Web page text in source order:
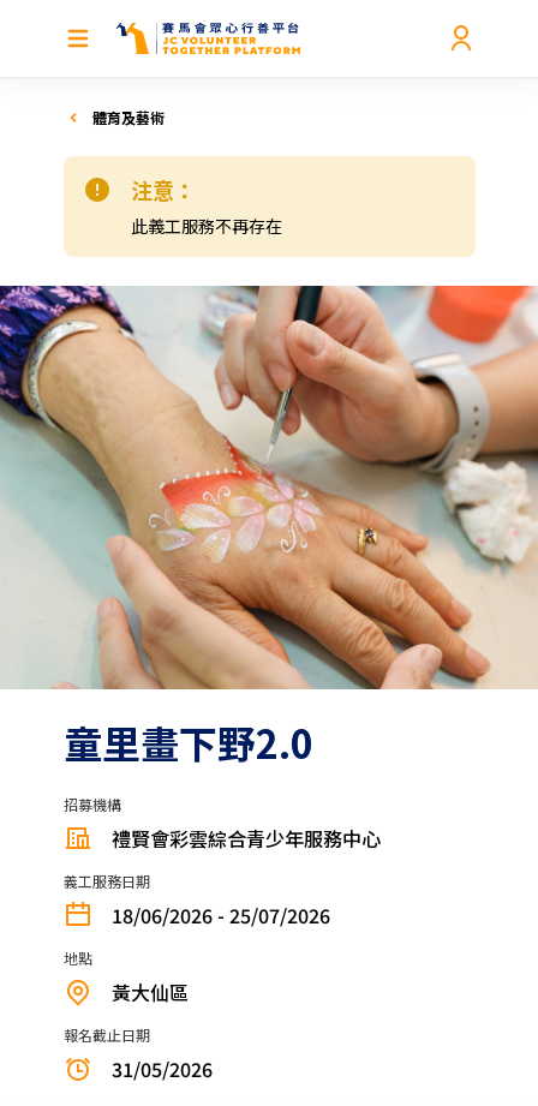
體育及藝術
注意：
此義工服務不再存在
童里畫下野2.0
招募機構
禮賢會彩雲綜合青少年服務中心
義工服務日期
18/06/2026 - 25/07/2026
地點
黃大仙區
報名截止日期
31/05/2026